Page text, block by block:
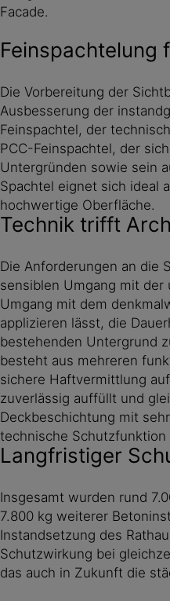
Facade.
Feinspachtelung
Die Vorbereitung der
Ausbesserung der
Feinspachtel, der
PCC-Feinspachtel, der
Untergründen sowie sein
Spachtel eignet sich ideal
hochwertige Oberfläche.
Technik trifft
Die Anforderungen an die
sensiblen Umgang mit
Umgang mit dem
applizieren lässt, die
bestehenden Untergrund
besteht aus mehreren
sichere Haftvermittlung
zuverlässig auffüllt und
Deckbeschichtung mit
technische Schutzfunktion
Langfristiger
Insgesamt wurden rund
7.800 kg weiterer
Instandsetzung des
Schutzwirkung bei
das auch in Zukunft die